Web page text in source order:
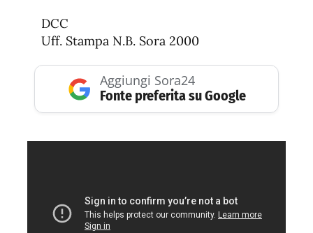
DCC
Uff. Stampa N.B. Sora 2000
Aggiungi Sora24
Fonte preferita su Google